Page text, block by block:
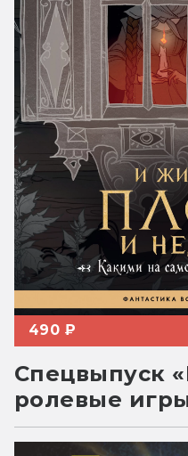
490 ₽
Спецвыпуск
ролевые